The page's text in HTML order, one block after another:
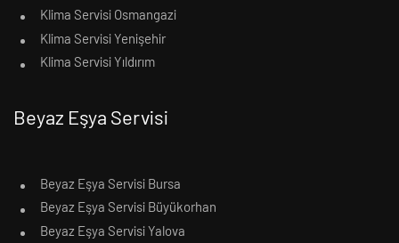
Klima Servisi Osmangazi
Klima Servisi Yenişehir
Klima Servisi Yıldırım
Beyaz Eşya Servisi
Beyaz Eşya Servisi Bursa
Beyaz Eşya Servisi Büyükorhan
Beyaz Eşya Servisi Yalova